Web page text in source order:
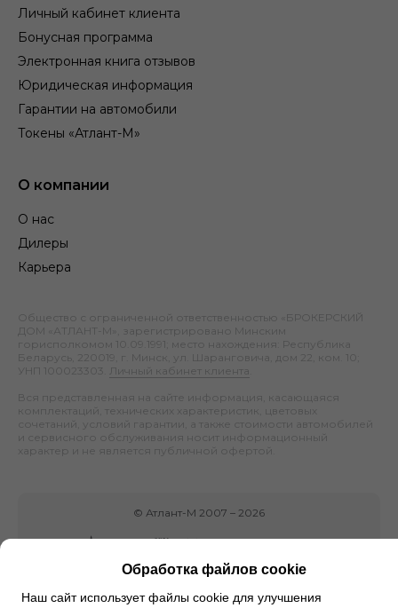
Личный кабинет клиента
Бонусная программа
Электронная книга отзывов
Юридическая информация
Гарантии на автомобили
Токены «Атлант-М»
О компании
О нас
Дилеры
Карьера
Общество с ограниченной ответственностью «БРОКЕРСКИЙ
ДОМ «АТЛАНТ-М», зарегистрировано Минским
горисполкомом 10.09.1991; место нахождения: Республика
Беларусь, 220019, г. Минск, ул. Шаранговича, дом 22, ком. 10;
УНП 100023303.
Личный кабинет клиента
Вся представленная на сайте информация, касающаяся
комплектаций, технических характеристик, цветовых
сочетаний, условий гарантии, а также стоимости автомобилей
и сервисного обслуживания носит информационный
характер и не является публичной офертой.
© Атлант-М 2007 – 2026
Обработка файлов cookie
Наш сайт использует файлы cookie для улучшения